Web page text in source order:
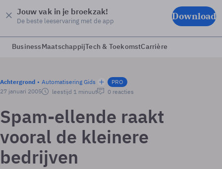
Jouw vak in je broekzak!
De beste leeservaring met de app Download
BusinessMaatschappijTech & ToekomstCarrière
Achtergrond Automatisering Gids
PRO
27 januari 2005
leestijd 1 minuut 0 reacties
Spam-ellende raakt
vooral de kleinere
bedrijven